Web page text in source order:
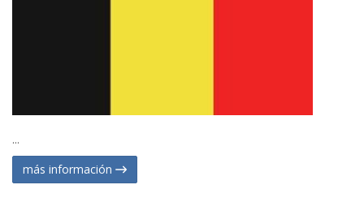
...
más información